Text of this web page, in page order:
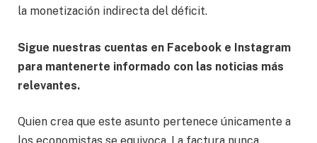
la monetización indirecta del déficit.
Sigue nuestras cuentas en Facebook e Instagram
para mantenerte informado con las noticias más
relevantes.
Quien crea que este asunto pertenece únicamente a